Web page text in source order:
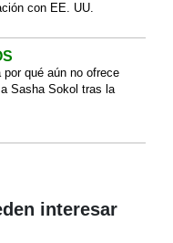
con EE. UU.
por qué aún no ofrece
Sasha Sokol tras la
interesar